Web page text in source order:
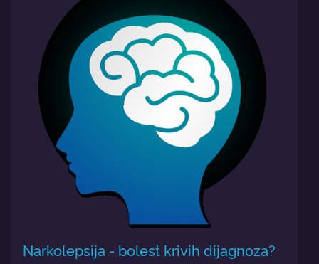
Narkolepsija - bolest krivih dijagnoza?